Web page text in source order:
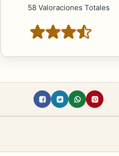
58 Valoraciones Totales